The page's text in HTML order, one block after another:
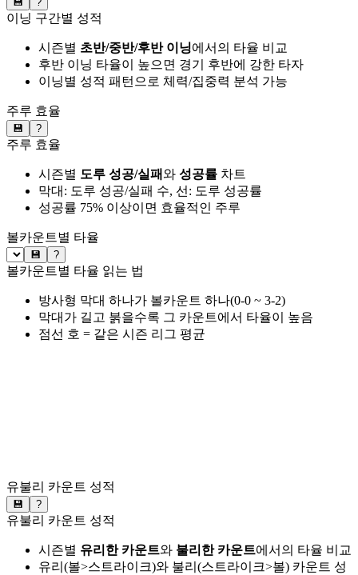
이닝 구간별 성적
시즌별 초반/중반/후반 이닝에서의 타율 비교
후반 이닝 타율이 높으면 경기 후반에 강한 타자
이닝별 성적 패턴으로 체력/집중력 분석 가능
주루 효율
💾 ?
주루 효율
시즌별 도루 성공/실패와 성공률 차트
막대: 도루 성공/실패 수, 선: 도루 성공률
성공률 75% 이상이면 효율적인 주루
볼카운트별 타율
💾 ?
볼카운트별 타율 읽는 법
방사형 막대 하나가 볼카운트 하나(0-0 ~ 3-2)
막대가 길고 붉을수록 그 카운트에서 타율이 높음
점선 호 = 같은 시즌 리그 평균
유불리 카운트 성적
💾 ?
유불리 카운트 성적
시즌별 유리한 카운트와 불리한 카운트에서의 타율 비교
유리(볼>스트라이크)와 불리(스트라이크>볼) 카운트 성